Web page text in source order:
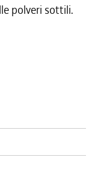
polveri sottili.